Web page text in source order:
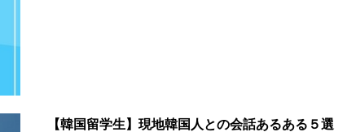
【韓国留学生】現地韓国人との会話あるある５選